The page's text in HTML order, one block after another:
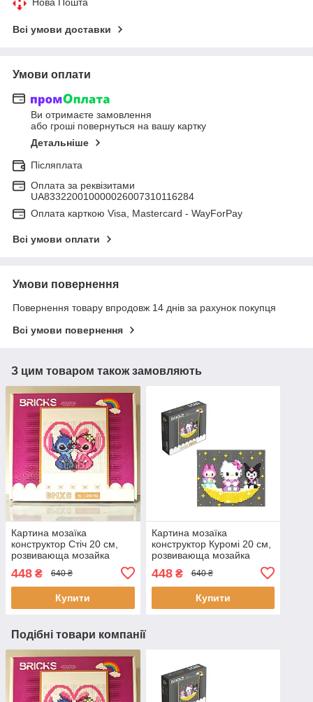
Всі умови доставки
Умови оплати
Ви отримаєте замовлення
або гроші повернуться на вашу картку
Детальніше
Післяплата
Оплата за реквізитами
UA833220010000026007310116284
Оплата карткою Visa, Mastercard - WayForPay
Всі умови оплати
Умови повернення
Повернення товару впродовж 14 днів за рахунок покупця
Всі умови повернення
З цим товаром також замовляють
Картина мозаїка
конструктор Стіч 20 см,
розвивающа мозайка
448 ₴ 640 ₴
Купити
Картина мозаїка
конструктор Куромі 20 см,
розвивающа мозайка
448₴ 640 ₴
Купити
Подібні товари компанії